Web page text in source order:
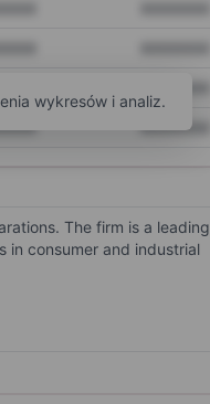
XXXXXXX
wykresów i analiz.
The firm is a leading
in consumer and industrial